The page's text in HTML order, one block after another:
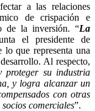
a las relaciones
de crispación e
de la inversión. “La
el presidente de
que representa una
Al respecto,
proteger su industria
y logra alcanzar un
con otras
comerciales”.